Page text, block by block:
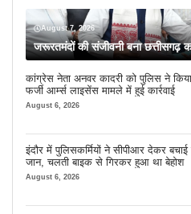
August 7, 2026
जरूरतमंदों की संजीवनी बना छत्तीसगढ़
कांग्रेस नेता अनवर कादरी को पुलिस ने किया
फर्जी आर्म्स लाइसेंस मामले में हुई कार्रवाई
August 6, 2026
इंदौर में पुलिसकर्मियों ने सीपीआर देकर बचाई
जान, चलती बाइक से गिरकर हुआ था बेहोश
August 6, 2026